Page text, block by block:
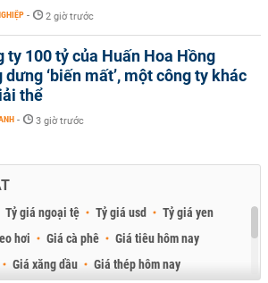
- 2 giờ trước
ty 100 tỷ của Huấn Hoa Hồng
dưng ‘biến mất’, một công ty khác
thể
- 3 giờ trước
Tỷ giá ngoại tệ Tỷ giá usd
Tỷ giá yen
hơi Giá cà phê
Giá tiêu hôm nay
Giá xăng dầu
Giá thép hôm nay